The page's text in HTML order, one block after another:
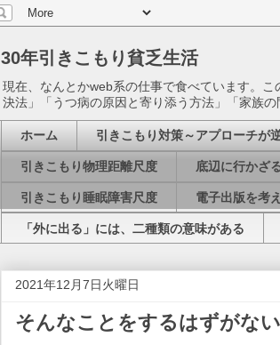
30年引きこもり貧乏生活
現在、なんとかweb系の仕事で食べています。
決法」「うつ病の原因と寄り添う方法」「家族の
ホーム 引きこもり対策～アプローチが
引きこもり物理距離尺度 底辺に行かざ
引きこもり睡眠障害尺度 電子出版を考
「外に出る」には、二種類の意味がある
2021年12月7日火曜日
そんなことをするはずがない